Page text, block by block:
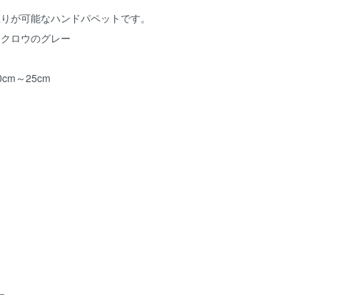
が可能なハンドパペットです。
ロウのグレー
～25cm